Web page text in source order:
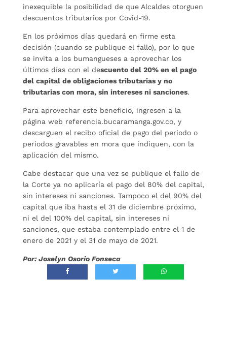
inexequible la posibilidad de que Alcaldes otorguen
descuentos tributarios por Covid-19.
En los próximos días quedará en firme esta
decisión (cuando se publique el fallo), por lo que
se invita a los bumangueses a aprovechar los
últimos días con el descuento del 20% en el pago
del capital de obligaciones tributarias y no
tributarias con mora, sin intereses ni sanciones.
Para aprovechar este beneficio, ingresen a la
página web referencia.bucaramanga.gov.co, y
descarguen el recibo oficial de pago del periodo o
periodos gravables en mora que indiquen, con la
aplicación del mismo.
Cabe destacar que una vez se publique el fallo de
la Corte ya no aplicaría el pago del 80% del capital,
sin intereses ni sanciones. Tampoco el del 90% del
capital que iba hasta el 31 de diciembre próximo,
ni el del 100% del capital, sin intereses ni
sanciones, que estaba contemplado entre el 1 de
enero de 2021 y el 31 de mayo de 2021.
Por: Joselyn Osorio Fonseca